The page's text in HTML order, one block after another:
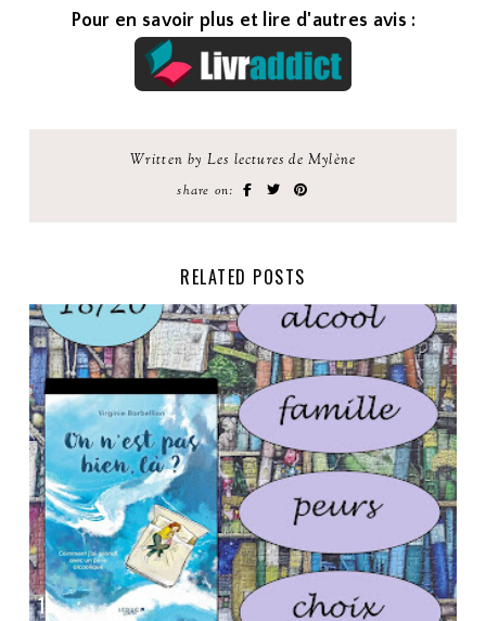
Pour en savoir plus et lire d'autres avis :
Written by Les lectures de Mylène
share on:
RELATED POSTS